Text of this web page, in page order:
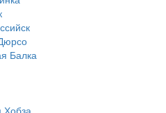
Балка
Хобза